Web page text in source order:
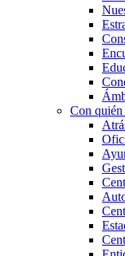
Con quién